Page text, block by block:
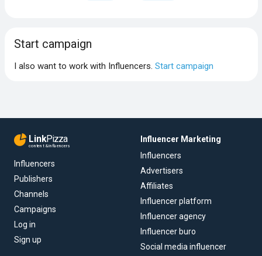
Start campaign
I also want to work with Influencers. Start campaign
LinkPizza
content & influencers
Influencers
Publishers
Channels
Campaigns
Log in
Sign up
Influencer Marketing
Influencers
Advertisers
Affiliates
Influencer platform
Influencer agency
Influencer buro
Social media influencer